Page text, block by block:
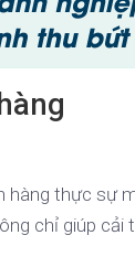
hàng thực sự
chỉ giúp